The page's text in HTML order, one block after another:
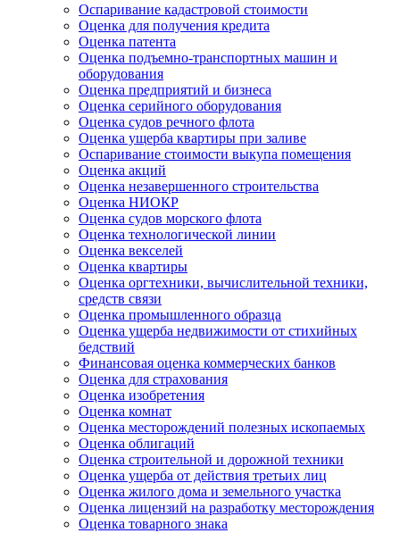
Оспаривание кадастровой стоимости
Оценка для получения кредита
Оценка патента
Оценка подъемно-транспортных машин и
оборудования
Оценка предприятий и бизнеса
Оценка серийного оборудования
Оценка судов речного флота
Оценка ущерба квартиры при заливе
Оспаривание стоимости выкупа помещения
Оценка акций
Оценка незавершенного строительства
Оценка НИОКР
Оценка судов морского флота
Оценка технологической линии
Оценка векселей
Оценка квартиры
Оценка оргтехники, вычислительной техники,
средств связи
Оценка промышленного образца
Оценка ущерба недвижимости от стихийных
бедствий
Финансовая оценка коммерческих банков
Оценка для страхования
Оценка изобретения
Оценка комнат
Оценка месторождений полезных ископаемых
Оценка облигаций
Оценка строительной и дорожной техники
Оценка ущерба от действия третьих лиц
Оценка жилого дома и земельного участка
Оценка лицензий на разработку месторождения
Оценка товарного знака